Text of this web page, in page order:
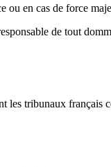
ou en cas de force
de tout
les tribunaux français